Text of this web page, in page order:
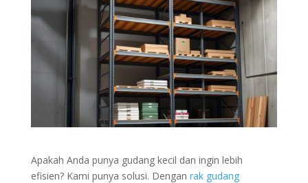
Apakah Anda punya gudang kecil dan ingin lebih
efisien? Kami punya solusi. Dengan rak gudang